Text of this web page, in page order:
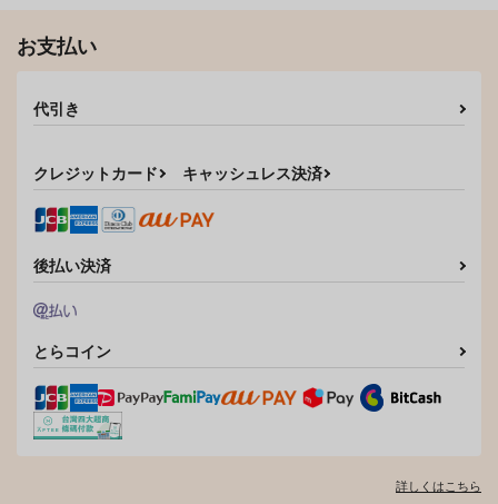
お支払い
代引き
クレジットカード キャッシュレス決済
後払い決済
とらコイン
詳しくはこちら